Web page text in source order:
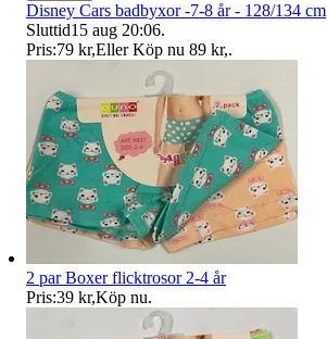
Disney Cars badbyxor -7-8 år - 128/134 cm
Sluttid15 aug 20:06.
Pris:79 kr,Eller Köp nu 89 kr,.
2 par Boxer flicktrosor 2-4 år
Pris:39 kr,Köp nu.